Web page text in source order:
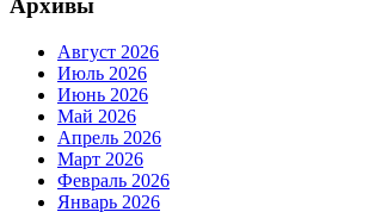
Архивы
Август 2026
Июль 2026
Июнь 2026
Май 2026
Апрель 2026
Март 2026
Февраль 2026
Январь 2026